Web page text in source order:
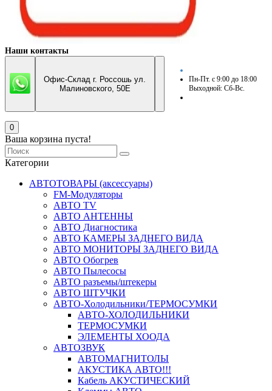
Наши контакты
Офис-Склад г. Россошь ул.
Малиновского, 50Е
Пн-Пт. с 9:00 до 18:00
Выходной: Сб-Вс.
0
Ваша корзина пуста!
Категории
АВТОТОВАРЫ (аксессуары)
FM-Модуляторы
АВТО TV
АВТО АНТЕННЫ
АВТО Диагностика
АВТО КАМЕРЫ ЗАДНЕГО ВИДА
АВТО МОНИТОРЫ ЗАДНЕГО ВИДА
АВТО Обогрев
АВТО Пылесосы
АВТО разъемы/штекеры
АВТО ШТУЧКИ
АВТО-Холодильники/ТЕРМОСУМКИ
АВТО-ХОЛОДИЛЬНИКИ
ТЕРМОСУМКИ
ЭЛЕМЕНТЫ ХООДА
АВТОЗВУК
АВТОМАГНИТОЛЫ
АКУСТИКА АВТО!!!
Кабель АКУСТИЧЕСКИЙ